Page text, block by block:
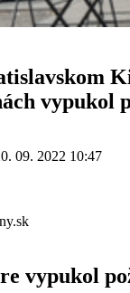
vypukol
09. 2022 10:47
vypukol